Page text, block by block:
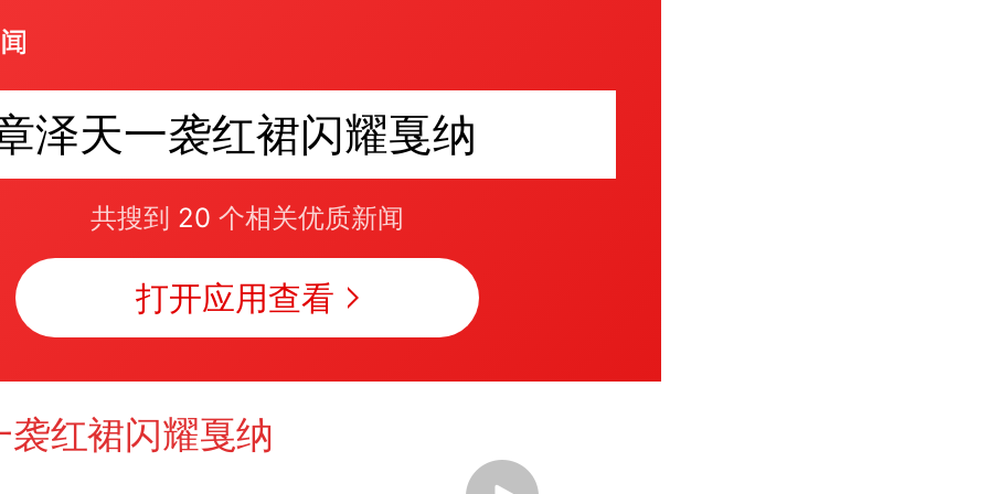
泽天一袭红裙闪耀戛纳
共搜到 20 个相关优质新闻
打开应用查看
袭红裙闪耀戛纳